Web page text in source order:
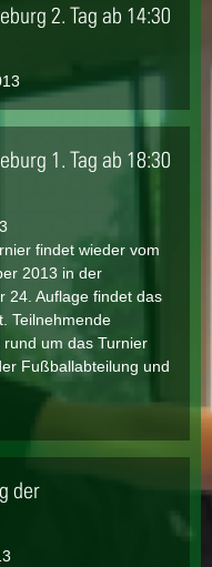
2. Tag ab 14:30
1. Tag ab 18:30
findet wieder vom
2013 in der
24. Auflage findet das
Teilnehmende
um das Turnier
Fußballabteilung und
der